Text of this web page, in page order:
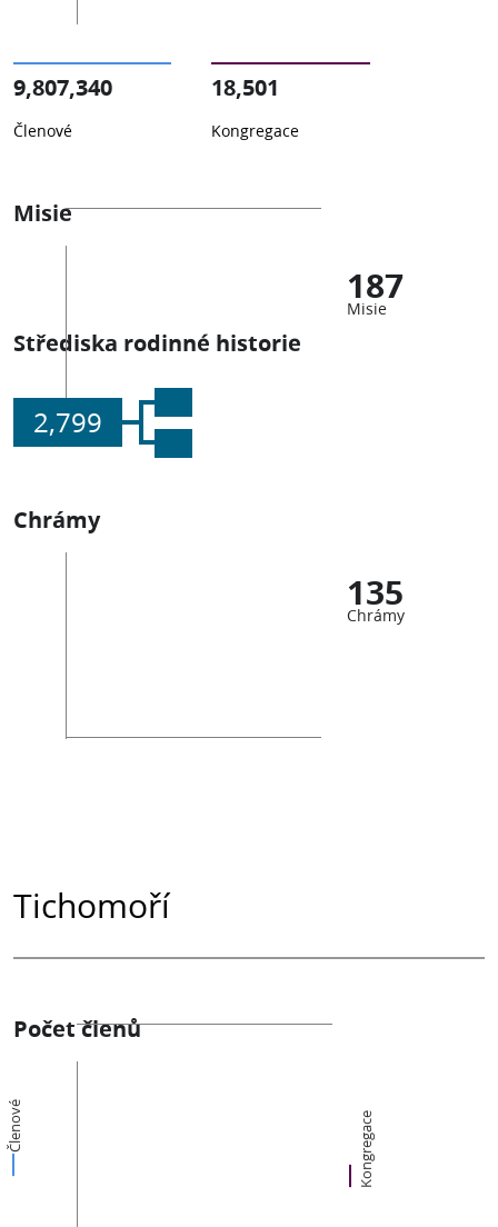
9,807,340
Členové
18,501
Kongregace
Misie
187
Misie
Střediska rodinné historie
2,799
Chrámy
135
Chrámy
Tichomoří
Počet členů
Členové Kongregace